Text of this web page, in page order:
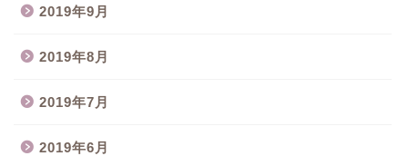
2019年9月
2019年8月
2019年7月
2019年6月